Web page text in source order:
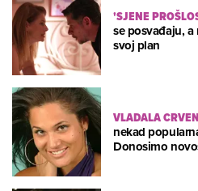
'SJENE
se posvađaju,
svoj plan
VLADALA
nekad
Donosimo